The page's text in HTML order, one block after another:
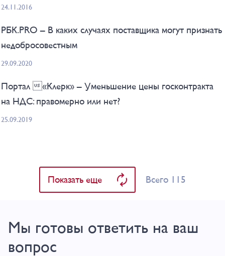
24.11.2016
РБК.PRO – В каких случаях поставщика могут признать
недобросовестным
29.09.2020
Портал «Клерк» – Уменьшение цены госконтракта
на НДС: правомерно или нет?
25.09.2019
Показать еще Всего 115
Мы готовы ответить на ваш
вопрос